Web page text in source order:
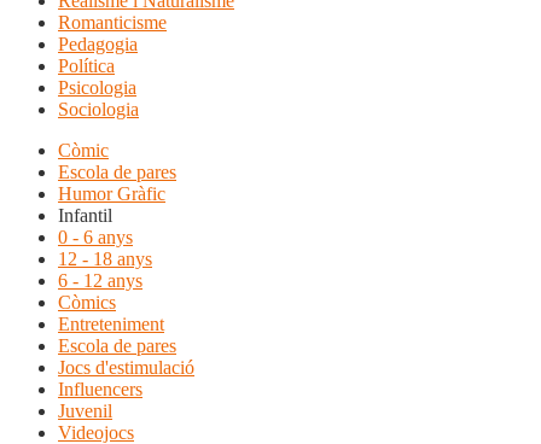
Romanticisme
Pedagogia
Política
Psicologia
Sociologia
Còmic
Escola de pares
Humor Gràfic
Infantil
0 - 6 anys
12 - 18 anys
6 - 12 anys
Còmics
Entreteniment
Escola de pares
Jocs d'estimulació
Influencers
Juvenil
Videojocs